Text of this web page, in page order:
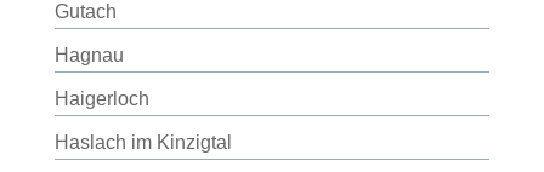
Gutach
Hagnau
Haigerloch
Haslach im Kinzigtal